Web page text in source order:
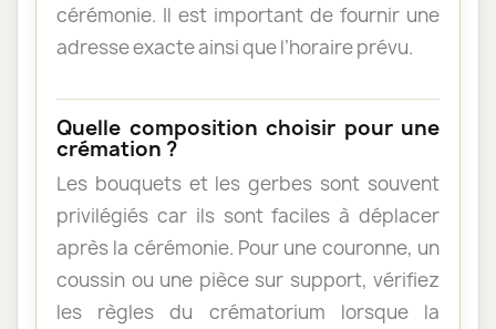
cérémonie. Il est important de fournir une
adresse exacte ainsi que l’horaire prévu.
Quelle composition choisir pour une
crémation ?
Les bouquets et les gerbes sont souvent
privilégiés car ils sont faciles à déplacer
après la cérémonie. Pour une couronne, un
coussin ou une pièce sur support, vérifiez
les règles du crématorium lorsque la